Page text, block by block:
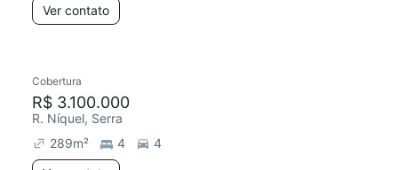
Ver contato
Cobertura
R$ 3.100.000
R. Níquel, Serra
289m² 4
4